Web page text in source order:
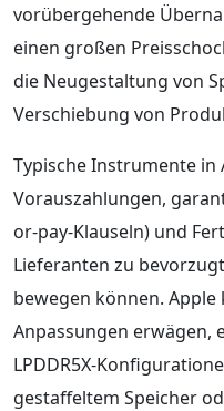
vorübergehende
einen großen
die Neugestaltung von
Verschiebung von
Typische Instrumente in
Vorauszahlungen,
or-pay-Klauseln) und
Lieferanten zu
bewegen können.
Anpassungen erwägen,
LPDDR5X-
gestaffeltem Speicher